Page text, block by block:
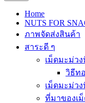
Home
NUTS FOR
ภาพจัดส่งสินค้า
สาระดี ๆ
เม็ดมะม่ว
วิธีท
เม็ดมะม่ว
ที่มาของเ